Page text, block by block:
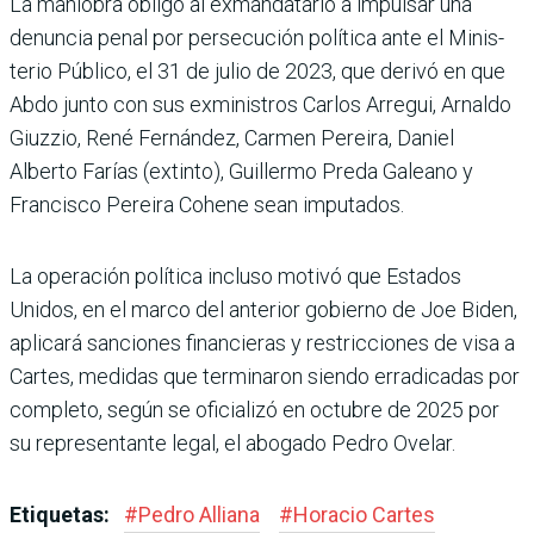
denuncia penal por persecu­ción política ante el Minis­
terio Público, el 31 de julio de 2023, que derivó en que
Abdo junto con sus exminis­tros Carlos Arregui, Arnaldo
Giuzzio, René Fernández, Carmen Pereira, Daniel
Alberto Farías (extinto), Guillermo Preda Galeano y
Francisco Pereira Cohene sean imputados.
La operación política incluso motivó que Estados
Unidos, en el marco del anterior gobierno de Joe Biden,
aplicará sancio­nes financieras y restricciones de visa a
Cartes, medidas que terminaron siendo erradica­das por
completo, según se ofi­cializó en octubre de 2025 por
su representante legal, el abo­gado Pedro Ovelar.
Etiquetas: #Pedro Alliana #Horacio Car­tes